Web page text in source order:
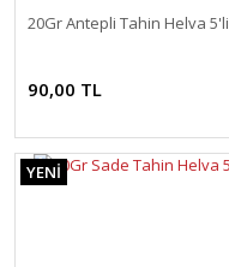
20Gr Antepli Tahin Helva 5'li
90,00 TL
YENİ